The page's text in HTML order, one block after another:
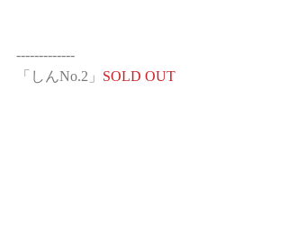
-------------
「しんNo.2」 SOLD OUT